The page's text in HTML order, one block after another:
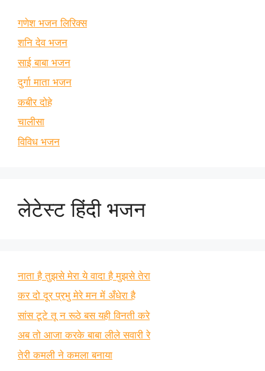
गणेश भजन लिरिक्स
शनि देव भजन
साई बाबा भजन
दुर्गा माता भजन
कबीर दोहे
चालीसा
विविध भजन
लेटेस्ट हिंदी भजन
नाता है तुझसे मेरा ये वादा है मुझसे तेरा
कर दो दूर प्रभु मेरे मन में अँधेरा है
सांस टूटे तू न रूठे बस यही विनती करे
अब तो आजा करके बाबा लीले सवारी रे
तेरी कमली ने कमला बनाया